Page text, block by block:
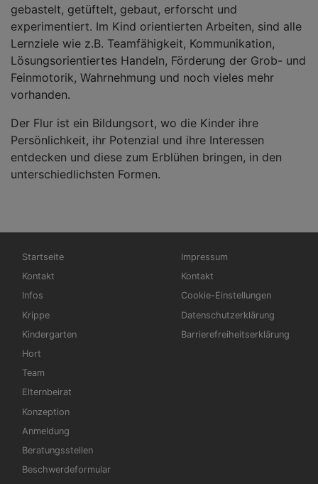
gebastelt, getüftelt, gebaut, erforscht und
experimentiert. Im Kind orientierten Arbeiten, sind alle
Lernziele wie z.B. Teamfähigkeit, Kommunikation,
Lösungsorientiertes Handeln, Förderung der Grob- und
Feinmotorik, Wahrnehmung und noch vieles mehr
vorhanden.
Der Flur ist ein Bildungsort, wo die Kinder ihre
Persönlichkeit, ihr Potenzial und ihre Interessen
entdecken und diese zum Erblühen bringen, in den
unterschiedlichsten Formen.
Hauptnavigation
Startseite
Kontakt
Infos
Krippe
Kindergarten
Hort
Team
Elternbeirat
Konzeption
Anmeldung
Beratungsstellen
Beschwerdeformular
Fußbereichsmenü
Impressum
Kontakt
Cookie-Einstellungen
Datenschutzerklärung
Barrierefreiheitserklärung